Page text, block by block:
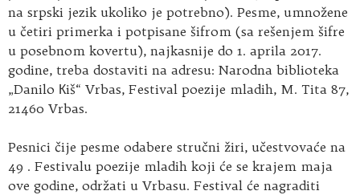
na srpski jezik ukoliko je potrebno). Pesme, umnožene
u četiri primerka i potpisane šifrom (sa rešenjem šifre
u posebnom kovertu), najkasnije do 1. aprila 2017.
godine, treba dostaviti na adresu: Narodna biblioteka
„Danilo Кiš“ Vrbas, Festival poezije mladih, M. Tita 87,
21460 Vrbas.
Pesnici čije pesme odabere stručni žiri, učestvovaće na
49 . Festivalu poezije mladih koji će se krajem maja
ove godine, održati u Vrbasu. Festival će nagraditi